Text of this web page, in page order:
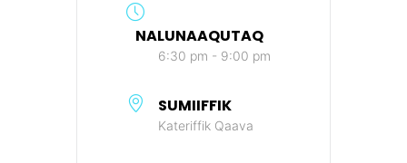
NALUNAAQUTAQ
6:30 pm - 9:00 pm
SUMIIFFIK
Kateriffik Qaava